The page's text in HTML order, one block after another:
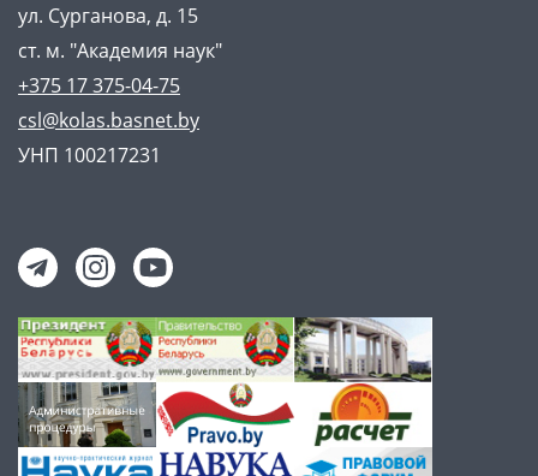
ул. Сурганова, д. 15
ст. м. "Академия наук"
+375 17 375-04-75
csl@kolas.basnet.by
УНП 100217231